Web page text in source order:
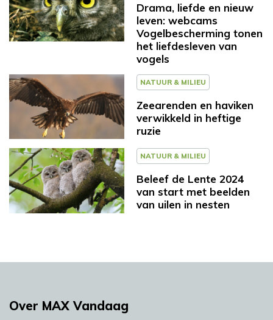
Drama, liefde en nieuw
leven: webcams
Vogelbescherming tonen
het liefdesleven van
vogels
NATUUR & MILIEU
Zeearenden en haviken
verwikkeld in heftige
ruzie
NATUUR & MILIEU
Beleef de Lente 2024
van start met beelden
van uilen in nesten
Over MAX Vandaag